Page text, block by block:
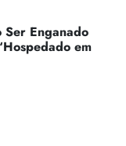
Enganado
em